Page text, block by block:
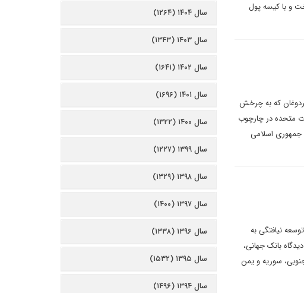
و با کیسه پول
که به چرخش
متحده در چارچوب
جمهوری اسلامی
نیافتگی به
وخیم تر کرده است. از دیدگاه بانک جهانی،
سوریه و یمن
سال ۱۴۰۴ (۱۲۶۴)
سال ۱۴۰۳ (۱۳۴۳)
سال ۱۴۰۲ (۱۶۴۱)
سال ۱۴۰۱ (۱۶۹۶)
سال ۱۴۰۰ (۱۳۲۲)
سال ۱۳۹۹ (۱۲۲۷)
سال ۱۳۹۸ (۱۳۲۹)
سال ۱۳۹۷ (۱۴۰۰)
سال ۱۳۹۶ (۱۳۳۸)
سال ۱۳۹۵ (۱۵۳۲)
سال ۱۳۹۴ (۱۴۹۶)